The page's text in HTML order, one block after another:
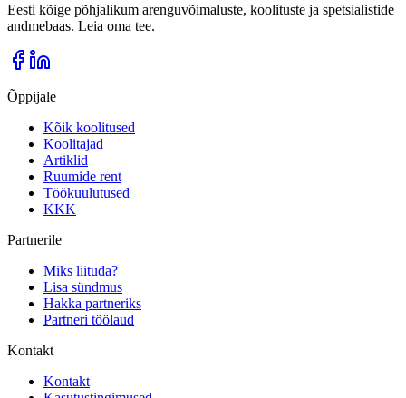
Eesti kõige põhjalikum arenguvõimaluste, koolituste ja spetsialistide
andmebaas. Leia oma tee.
Õppijale
Kõik koolitused
Koolitajad
Artiklid
Ruumide rent
Töökuulutused
KKK
Partnerile
Miks liituda?
Lisa sündmus
Hakka partneriks
Partneri töölaud
Kontakt
Kontakt